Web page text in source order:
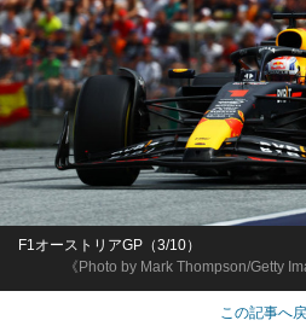
《Photo by Mark Thompson/Getty
F1オーストリアGP（3/10）
この記事へ